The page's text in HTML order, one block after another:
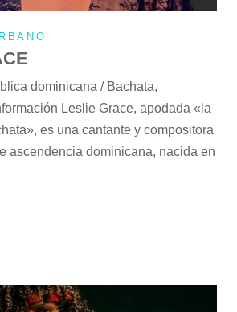
dominicana / Bachata,
Leslie Grace, apodada «la
es una cantante y compositora
ascendencia dominicana, nacida en